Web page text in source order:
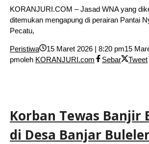
KORANJURI.COM – Jasad WNA yang
ditemukan mengapung di perairan Pantai
Pecatu,
Peristiwa 15 Maret 2026 | 8:20 pm15
pmoleh KORANJURI.com Sebar Tweet
Korban Tewas Banjir
di Desa Banjar